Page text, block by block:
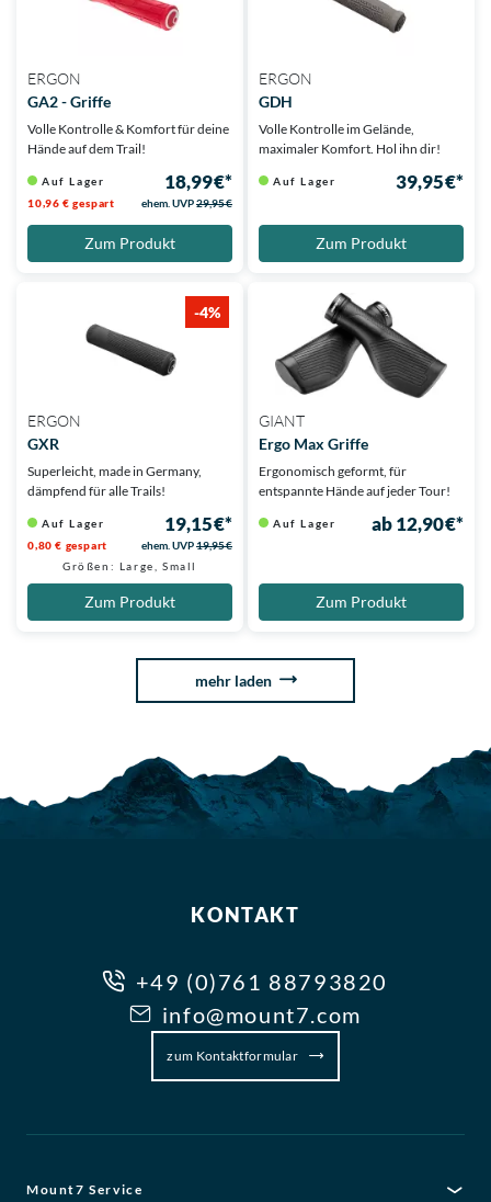
ERGON
GA2 - Griffe
Volle Kontrolle & Komfort für deine
Hände auf dem Trail!
Auf Lager 18,99 €*
10,96 € gespart ehem. UVP29,95 €
Zum Produkt
ERGON
GDH
Volle Kontrolle im Gelände,
maximaler Komfort. Hol ihn dir!
Auf Lager 39,95 €*
Zum Produkt
-4%
ERGON
GXR
Superleicht, made in Germany,
dämpfend für alle Trails!
Auf Lager 19,15 €*
0,80 € gespart ehem. UVP19,95 €
Größen: Large, Small
Zum Produkt
GIANT
Ergo Max Griffe
Ergonomisch geformt, für
entspannte Hände auf jeder Tour!
Auf Lager ab 12,90 €*
Zum Produkt
mehr laden
KONTAKT
+49 (0)761 88793820
info@mount7.com
zum Kontaktformular
Mount7 Service